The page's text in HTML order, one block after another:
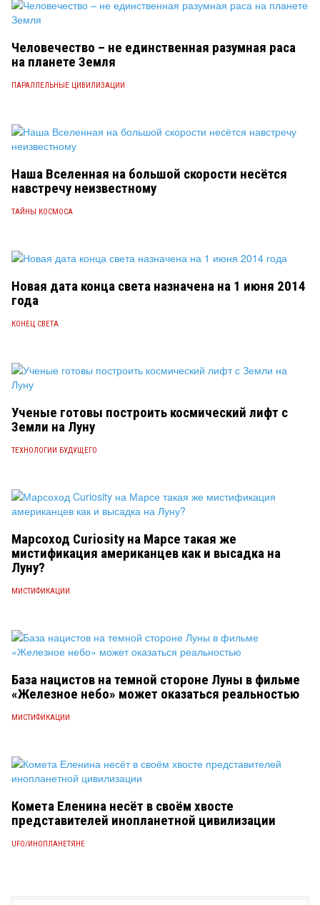
Человечество – не единственная разумная раса
на планете Земля
ПАРАЛЛЕЛЬНЫЕ ЦИВИЛИЗАЦИИ
Наша Вселенная на большой скорости несётся
навстречу неизвестному
ТАЙНЫ КОСМОСА
Новая дата конца света назначена на 1 июня 2014
года
КОНЕЦ СВЕТА
Ученые готовы построить космический лифт с
Земли на Луну
ТЕХНОЛОГИИ БУДУЩЕГО
Марсоход Curiosity на Марсе такая же
мистификация американцев как и высадка на
Луну?
МИСТИФИКАЦИИ
База нацистов на темной стороне Луны в фильме
«Железное небо» может оказаться реальностью
МИСТИФИКАЦИИ
Комета Еленина несёт в своём хвосте
представителей инопланетной цивилизации
UFO/ИНОПЛАНЕТЯНЕ